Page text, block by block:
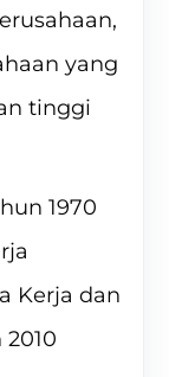
yang
tinggi
1970
Kerja dan